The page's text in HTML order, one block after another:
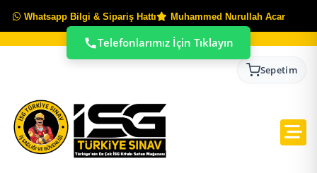
Whatsapp Bilgi & Sipariş Hattı Muhammed Nurullah Acar
Sepetim
Telefonlarımız İçin Tıklayın